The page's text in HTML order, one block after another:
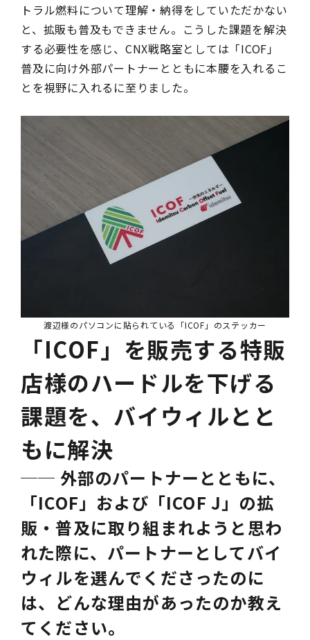
トラル燃料について理解・納得をしていただかない
と、拡販も普及もできません。こうした課題を解決
する必要性を感じ、CNX戦略室としては「ICOF」
普及に向け外部パートナーとともに本腰を入れるこ
とを視野に入れるに至りました。
渡辺様のパソコンに貼られている「ICOF 」のステッカー
「ICOF」を販売する特販
店様のハードルを下げる
課題を、バイウィルとと
もに解決
── 外部のパートナーとともに、
「ICOF」および「ICOF J」の拡
販・普及に取り組まれようと思わ
れた際に、パートナーとしてバイ
ウィルを選んでくださったのに
は、どんな理由があったのか教え
てください。